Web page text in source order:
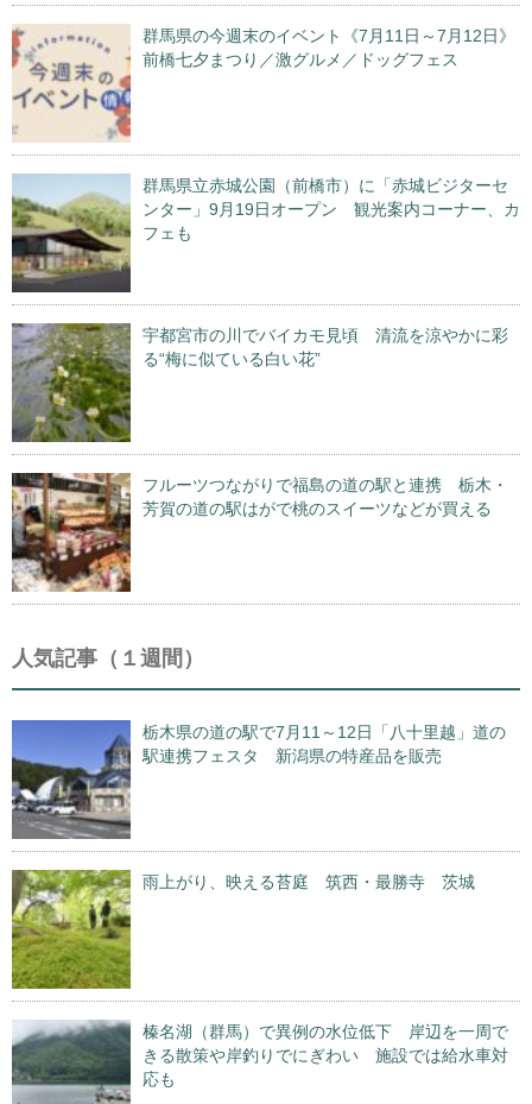
群馬県の今週末のイベント《7月11日～7月12日》
前橋七夕まつり／激グルメ／ドッグフェス
群馬県立赤城公園（前橋市）に「赤城ビジターセ
ンター」9月19日オープン 観光案内コーナー、カ
フェも
宇都宮市の川でバイカモ見頃 清流を涼やかに彩
る“梅に似ている白い花”
フルーツつながりで福島の道の駅と連携 栃木・
芳賀の道の駅はがで桃のスイーツなどが買える
人気記事（１週間）
栃木県の道の駅で7月11～12日「八十里越」道の
駅連携フェスタ 新潟県の特産品を販売
雨上がり、映える苔庭 筑西・最勝寺 茨城
榛名湖（群馬）で異例の水位低下 岸辺を一周で
きる散策や岸釣りでにぎわい 施設では給水車対
応も